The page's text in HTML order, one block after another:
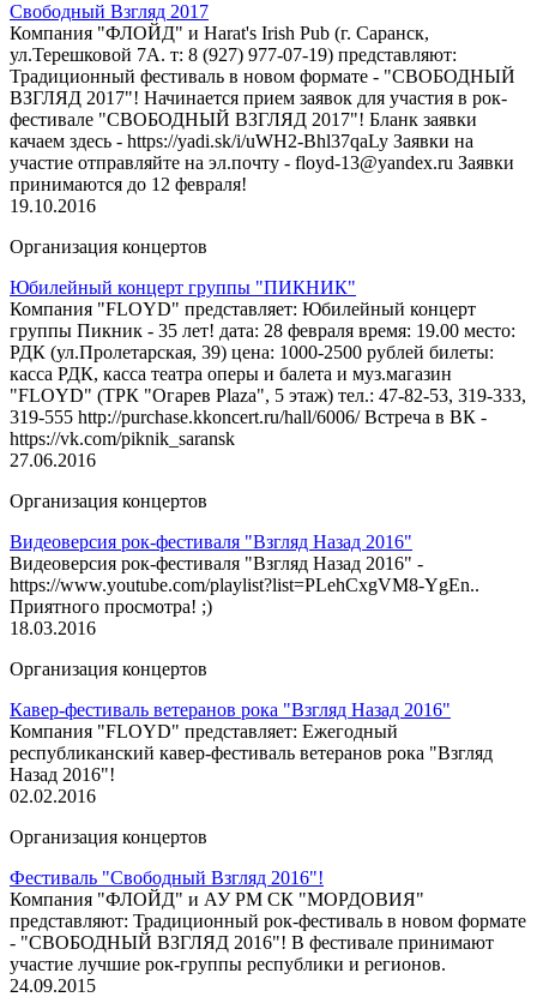
Свободный Взгляд 2017
Компания "ФЛОЙД" и Harat's Irish Pub (г. Саранск,
ул.Терешковой 7А. т: 8 (927) 977-07-19) представляют:
Традиционный фестиваль в новом формате - "СВОБОДНЫЙ
ВЗГЛЯД 2017"! Начинается прием заявок для участия в рок-
фестивале "СВОБОДНЫЙ ВЗГЛЯД 2017"! Бланк заявки
качаем здесь - https://yadi.sk/i/uWH2-Bhl37qaLy Заявки на
участие отправляйте на эл.почту - floyd-13@yandex.ru Заявки
принимаются до 12 февраля!
19.10.2016
Организация концертов
Юбилейный концерт группы "ПИКНИК"
Компания "FLOYD" представляет: Юбилейный концерт
группы Пикник - 35 лет! дата: 28 февраля время: 19.00 место:
РДК (ул.Пролетарская, 39) цена: 1000-2500 рублей билеты:
касса РДК, касса театра оперы и балета и муз.магазин
"FLOYD" (ТРК "Огарев Plaza", 5 этаж) тел.: 47-82-53, 319-333,
319-555 http://purchase.kkoncert.ru/hall/6006/ Встреча в ВК -
https://vk.com/piknik_saransk
27.06.2016
Организация концертов
Видеоверсия рок-фестиваля "Взгляд Назад 2016"
Видеоверсия рок-фестиваля "Взгляд Назад 2016" -
https://www.youtube.com/playlist?list=PLehCxgVM8-YgEn..
Приятного просмотра! ;)
18.03.2016
Организация концертов
Кавер-фестиваль ветеранов рока "Взгляд Назад 2016"
Компания "FLOYD" представляет: Ежегодный
республиканский кавер-фестиваль ветеранов рока "Взгляд
Назад 2016"!
02.02.2016
Организация концертов
Фестиваль "Свободный Взгляд 2016"!
Компания "ФЛОЙД" и АУ РМ СК "МОРДОВИЯ"
представляют: Традиционный рок-фестиваль в новом формате
- "СВОБОДНЫЙ ВЗГЛЯД 2016"! В фестивале принимают
участие лучшие рок-группы республики и регионов.
24.09.2015